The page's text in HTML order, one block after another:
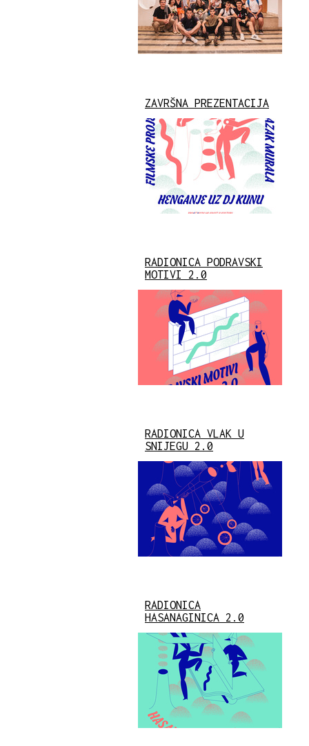
ZAVRŠNA PREZENTACIJA
RADIONICA PODRAVSKI
MOTIVI 2.0
RADIONICA VLAK U
SNIJEGU 2.0
RADIONICA
HASANAGINICA 2.0